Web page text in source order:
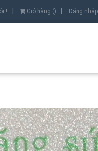
! Giỏ hàng () Đăng nhập